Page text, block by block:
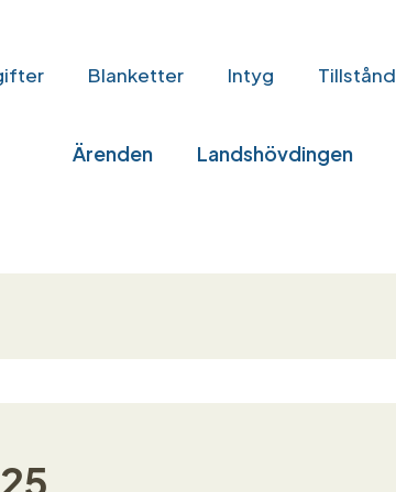
Blanketter Intyg Tillstånd
Ärenden Landshövdingen